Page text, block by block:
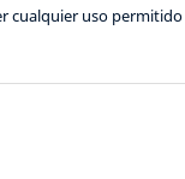
cualquier uso